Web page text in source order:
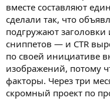
вместе составляют
сделали так, что
подгружают
сниппетов — и CTR
по своей инициативе
изображений, потому
факторы. Через три
скромный проект по